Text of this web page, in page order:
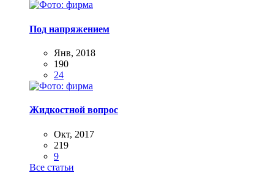
Под напряжением
Янв, 2018
190
24
Жидкостной вопрос
Окт, 2017
219
9
Все статьи